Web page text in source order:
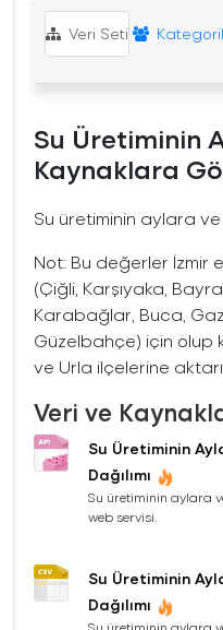
Veri Seti
Su Üretiminin
Kaynaklara
Su üretiminin aylara ve
Not: Bu değerler İzmir
(Çiğli, Karşıyaka,
Karabağlar, Buca,
Güzelbahçe) için olup
ve Urla ilçelerine
Veri ve
Su Üretiminin
Dağılımı
Su üretiminin aylara
web servisi.
Su Üretiminin
Dağılımı